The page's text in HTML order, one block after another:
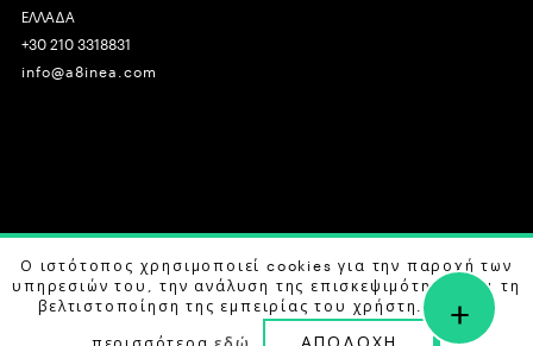
ΕΛΛΑΔΑ
+30 210 3318831
info@a8inea.com
COPYRIGHT © 2026 αθηΝΕΑ, ALL RIGHTS RESERVED.
DESIGN BY G DESIGN STUDIO. DEVELOPED BYB LABS
Ο ιστότοπος χρησιμοποιεί cookies για την παροχή των
υπηρεσιών του, την ανάλυση της επισκεψιμότητας και τη
βελτιστοποίηση της εμπειρίας του χρήστη. Μάθετε
περισσότεραεδώ ΑΠΟΔΟΧΗ
+